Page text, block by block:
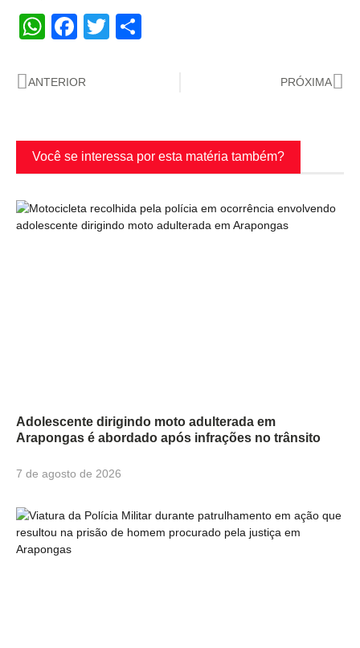
WhatsApp
Facebook
Twitter
ANTERIOR PRÓXIMA
Você se interessa por esta matéria também?
Adolescente dirigindo moto adulterada em
Arapongas é abordado após infrações no trânsito
7 de agosto de 2026